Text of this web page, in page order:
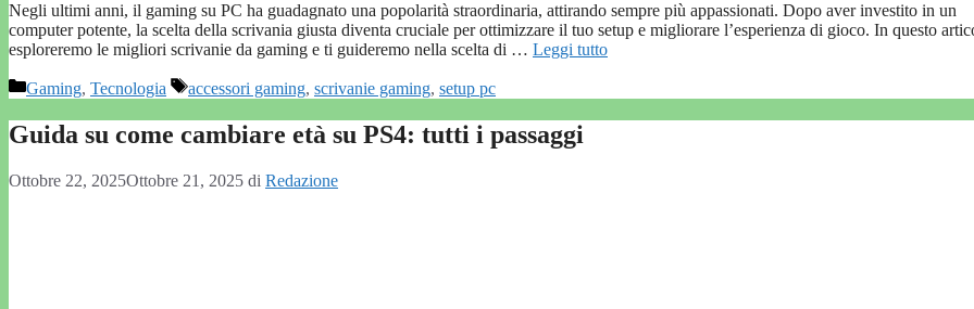
Negli ultimi anni, il gaming su PC ha guadagnato una popolarità straordinaria, attirando sempre più appassionati. Dopo aver investito in un
computer potente, la scelta della scrivania giusta diventa cruciale per ottimizzare il tuo setup e migliorare l’esperienza di gioco. In questo
esploreremo le migliori scrivanie da gaming e ti guideremo nella scelta di … Leggi tutto
Categorie
Gaming, Tecnologia Tag
accessori gaming, scrivanie gaming, setup pc
Guida su come cambiare età su PS4: tutti i passaggi
Ottobre 22, 2025Ottobre 21, 2025 di Redazione